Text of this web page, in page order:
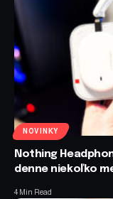
NOVINKY
Nothing
denne niekoľko
4 Min Read